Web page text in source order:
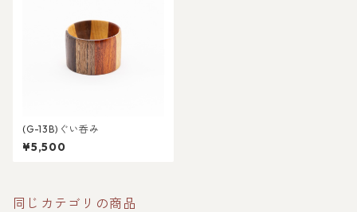
(G-13B)ぐい呑み
¥5,500
同じカテゴリの商品